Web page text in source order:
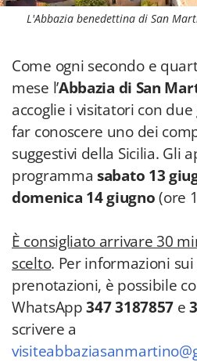
L'Abbazia benedettina di San
Come ogni secondo e
mese l’Abbazia di San
accoglie i visitatori con
far conoscere uno dei
suggestivi della Sicilia. Gli
programma sabato 13
domenica 14 giugno(ore
È consigliato arrivare 30
scelto. Per informazioni
prenotazioni, è possibile
WhatsApp347 3187857 e
scrivere a